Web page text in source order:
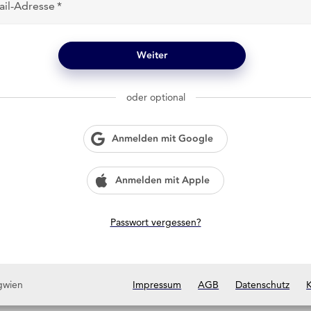
Adresse
Weiter
oder optional
Anmelden mit Google
Anmelden mit Apple
Passwort vergessen?
Impressum AGB Datenschutz